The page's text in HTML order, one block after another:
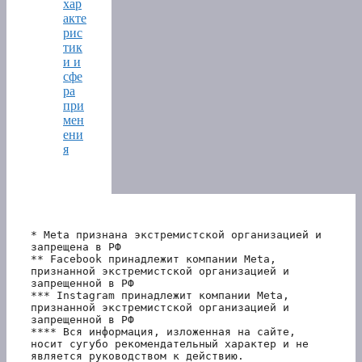
хар
акте
рис
тик
и и
сфе
ра
при
мен
ени
я
* Meta признана экстремистской организацией и
запрещена в РФ
** Facebook принадлежит компании Meta,
признанной экстремистской организацией и
запрещенной в РФ
*** Instagram принадлежит компании Meta,
признанной экстремистской организацией и
запрещенной в РФ
**** Вся информация, изложенная на сайте,
носит сугубо рекомендательный характер и не
является руководством к действию.